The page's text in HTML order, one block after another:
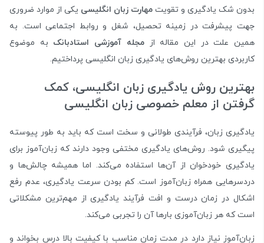
بدون شک یادگیری و تقویت مهارت زبان انگلیسی یکی از موارد ضروری
جهت پیشرفت در زمینه تحصیل، شغل و روابط اجتماعی است. به
همین علت در این مقاله ازمجله آموزشی استادبانک به موضوع
کاربردی بهترین روش‌های یادگیری زبان انگلیسی پرداختیم.
بهترین روش یادگیری زبان انگلیسی، کمک
گرفتن از معلم خصوصی زبان انگلیسی
یادگیری زبان، فرآیندی طولانی و سخت است که باید به طور پیوسته
پیگیری شود. روش‌های یادگیری مختفی وجود دارند که زبان‌آموز برای
یادگیری خودخوان از آن‌ها استفاده می‌کند. اما همیشه چالش‌ها و
دردسرهایی همراه زبان‌آموز است. کم بودن سرعت یادگیری، عدم رفع
اشکال در زمان درست و افت فرآیند یادگیری از مهم‌ترین مشکلاتی
است که هر زبان‌آموزی بارها آن را تجربی می‌کند.
زبان‌آموز نیاز دارد در مدت زمان مناسب با کیفیت بالا درس بخواند و